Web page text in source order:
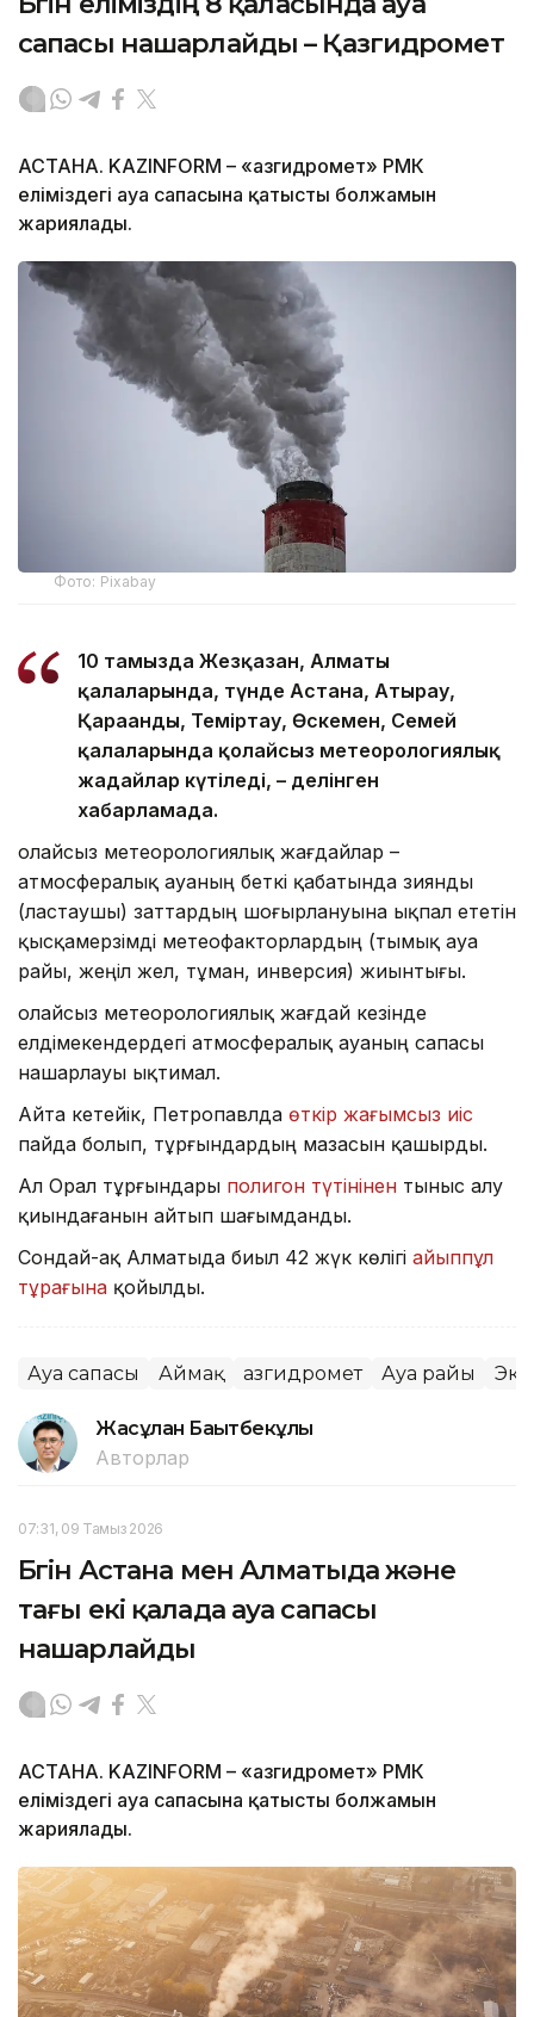
сапасы нашарлайды – Қазгидромет
АСТАНА. KAZINFORM – «Қазгидромет» РМК
еліміздегі ауа сапасына қатысты болжамын
жариялады.
Фото: Pixabay
10 тамызда Жезқазған, Алматы
қалаларында, түнде Астана, Атырау,
Қарағанды, Теміртау, Өскемен, Семей
қалаларында қолайсыз метеорологиялық
жағдайлар күтіледі, – делінген
хабарламада.
Қолайсыз метеорологиялық жағдайлар –
атмосфералық ауаның беткі қабатында зиянды
(ластаушы) заттардың шоғырлануына ықпал ететін
қысқамерзімді метеофакторлардың (тымық ауа
райы, жеңіл жел, тұман, инверсия) жиынтығы.
Қолайсыз метеорологиялық жағдай кезінде
елдімекендердегі атмосфералық ауаның сапасы
нашарлауы ықтимал.
Айта кетейік, Петропавлда өткір жағымсыз иіс
пайда болып, тұрғындардың мазасын қашырды.
Ал Орал тұрғындары полигон түтінінен тыныс алу
қиындағанын айтып шағымданды.
Сондай-ақ Алматыда биыл 42 жүк көлігі айыппұл
тұрағына қойылды.
Ауа сапасы Аймақ Қазгидромет Ауа райы
Жасұлан Бақытбекұлы
Авторлар
07:31, 09 Тамыз 2026
Бүгін Астана мен Алматыда және
тағы екі қалада ауа сапасы
нашарлайды
АСТАНА. KAZINFORM – «Қазгидромет» РМК
еліміздегі ауа сапасына қатысты болжамын
жариялады.